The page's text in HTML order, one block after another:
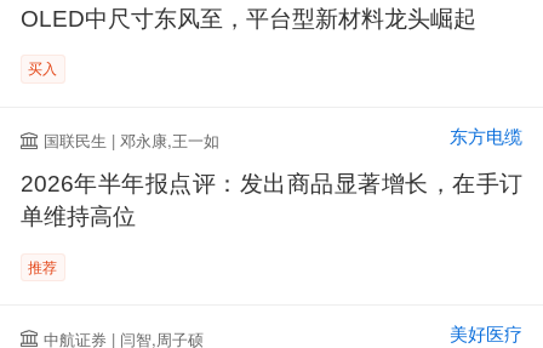
OLED中尺寸东风至，平台型新材料龙头崛起
买入
国联民生 | 邓永康,王一如 东方电缆
2026年半年报点评：发出商品显著增长，在手订
单维持高位
推荐
中航证券 | 闫智,周子硕 美好医疗